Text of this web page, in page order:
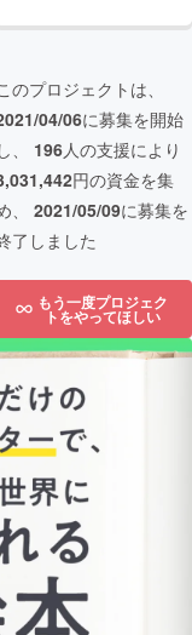
のプロジェクトは、
04/06に募集を開始
し、 196人の支援により
円の資金を集
、 2021/05/09に募集を
了しました
もう一度プロジェク
トをやってほしい